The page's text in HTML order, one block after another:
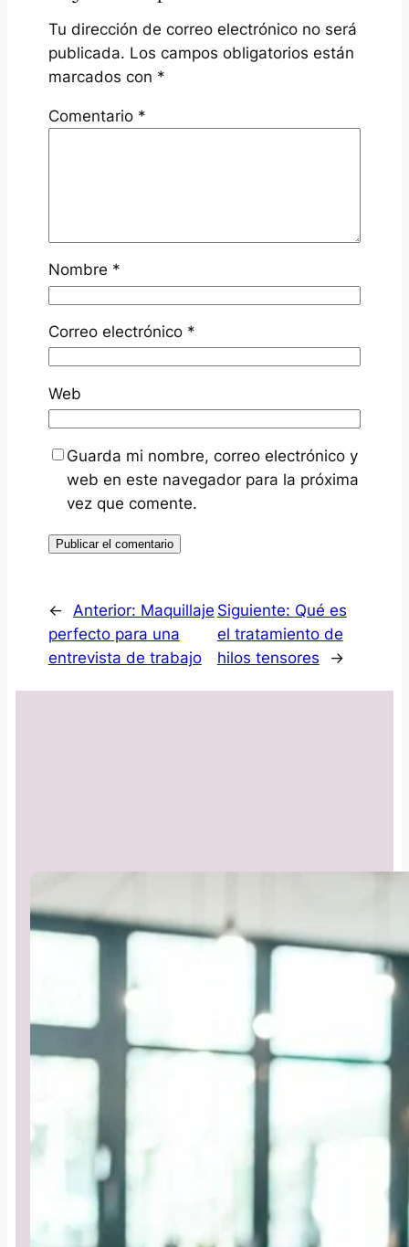
Tu dirección de correo electrónico no será
publicada. Los campos obligatorios están
marcados con *
Comentario *
Nombre *
Correo electrónico *
Web
Guarda mi nombre, correo electrónico y
web en este navegador para la próxima
vez que comente.
← Anterior: Maquillaje
perfecto para una
entrevista de trabajo
Siguiente: Qué es
el tratamiento de
hilos tensores
→